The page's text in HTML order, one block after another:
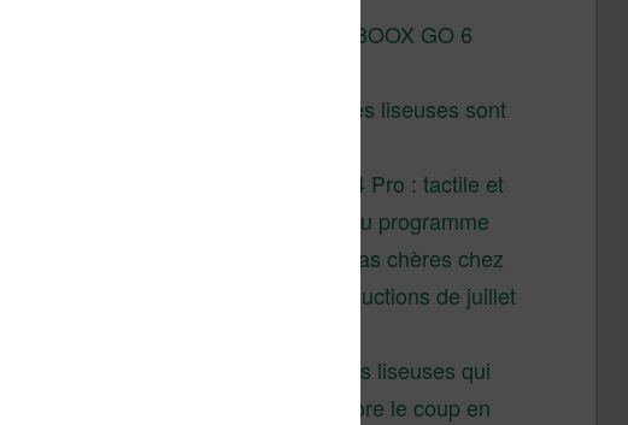
Test de la BOOX GO 6
Pourquoi les liseuses sont
XTEINK X4 Pro : tactile et
éclairage au programme
Liseuses pas chères chez
Vivlio – réductions de juillet
3 anciennes liseuses qui
valent encore le coup en